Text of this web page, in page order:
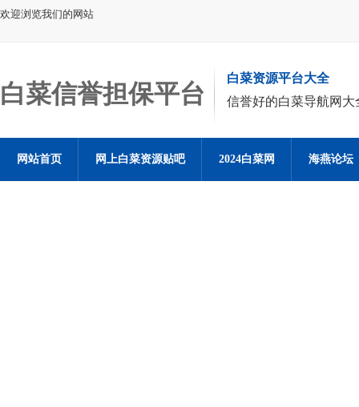
欢迎浏览我们的网站
白菜信誉担保平台
白菜资源平台大全
信誉好的白菜导航网大
网站首页 网上白菜资源贴吧 2024白菜网 海燕论坛